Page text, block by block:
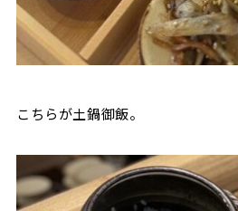
こちらが土鍋御飯。